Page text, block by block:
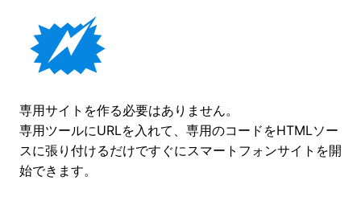
専用サイトを作る必要はありません。
専用ツールにURLを入れて、専用のコードをHTMLソー
スに張り付けるだけですぐにスマートフォンサイトを開
始できます。